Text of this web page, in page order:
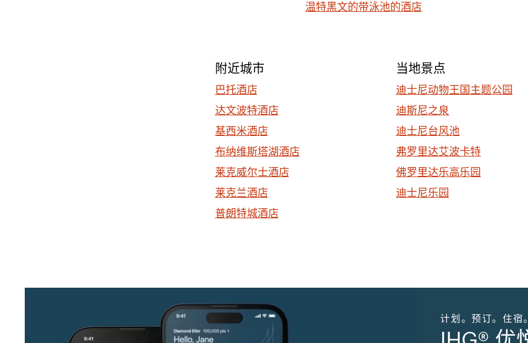
温特黑文的带泳池的酒店
附近城市
巴托酒店
达文波特酒店
基西米酒店
布纳维斯塔湖酒店
莱克威尔士酒店
莱克兰酒店
普朗特城酒店
当地景点
迪士尼动物王国主题公园
迪斯尼之泉
迪士尼台风池
弗罗里达艾波卡特
佛罗里达乐高乐园
迪士尼乐园
计划。预订。住宿